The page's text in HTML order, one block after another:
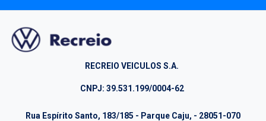
RECREIO VEICULOS S.A.
CNPJ: 39.531.199/0004-62
Rua Espírito Santo, 183/185 - Parque Caju, - 28051-070